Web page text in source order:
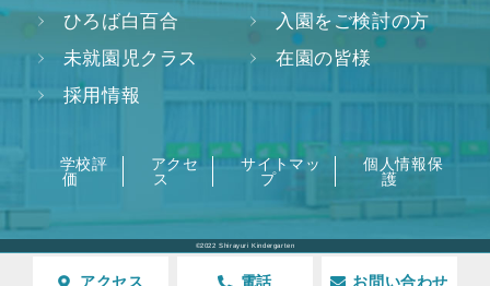
アクセス 電話 お問い合わせ
ひろば白百合
入園をご検討の方
未就園児クラス
在園の皆様
採用情報
学校評
価
アクセ
ス
サイトマッ
プ
個人情報保
護
©2022 Shirayuri Kindergarten